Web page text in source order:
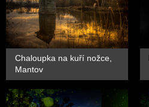
Chaloupka na kuří nožce,
Mantov